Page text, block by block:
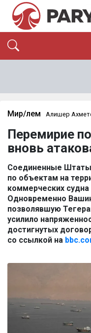
Мир/Әлем Алишер
Перемирие
вновь
Соединенные Штаты
по объектам на
коммерческих
Одновременно
позволявшую
усилило
достигнутых
со ссылкой на